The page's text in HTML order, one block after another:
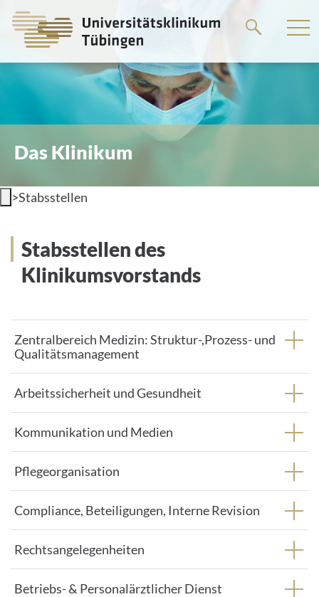
zum
Das Klinikum
>Stabsstellen
Stabsstellen des
Klinikumsvorstands
Zentralbereich Medizin: Struktur-,Prozess- und
Qualitätsmanagement
Arbeitssicherheit und Gesundheit
Kommunikation und Medien
Pflegeorganisation
Compliance, Beteiligungen, Interne Revision
Rechtsangelegenheiten
Betriebs- & Personalärztlicher Dienst